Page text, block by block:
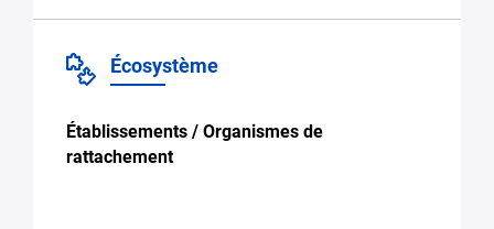
Écosystème
Établissements / Organismes de
rattachement